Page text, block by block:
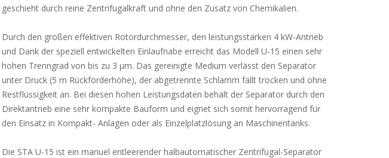
geschieht durch reine Zentrifugalkraft und ohne den Zusatz von Chemikalien.
Durch den großen effektiven Rotordurchmesser, den leistungsstarken 4 kW-Antrieb
und Dank der speziell entwickelten Einlaufnabe erreicht das Modell U-15 einen sehr
hohen Trenngrad von bis zu 3 µm. Das gereinigte Medium verlässt den Separator
unter Druck (5 m Rückförderhöhe), der abgetrennte Schlamm fällt trocken und ohne
Restflüssigkeit an. Bei diesen hohen Leistungsdaten behält der Separator durch den
Direktantrieb eine sehr kompakte Bauform und eignet sich somit hervorragend für
den Einsatz in Kompakt- Anlagen oder als Einzelplatzlösung an Maschinentanks.
Die STA U-15 ist ein manuel entleerender halbautomatischer Zentrifugal-Separator